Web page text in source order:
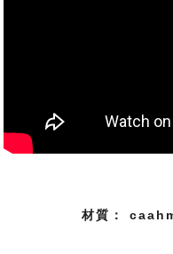
材質：